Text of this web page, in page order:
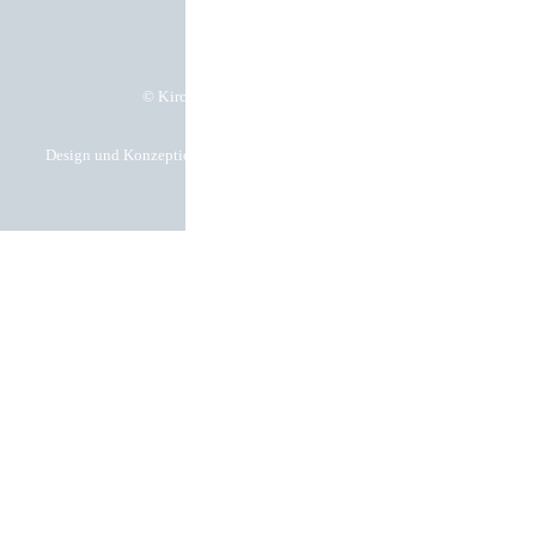
© Kirchgässner Komponenten GmbH
Design und Konzeption by Hela Werbung GmbH – Ihre Werbeagentur in